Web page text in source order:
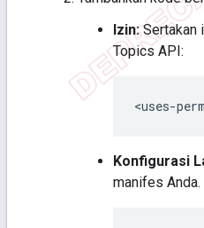
Izin:Sertakan
Topics API:
<uses-
Konfigurasi
manifes Anda.